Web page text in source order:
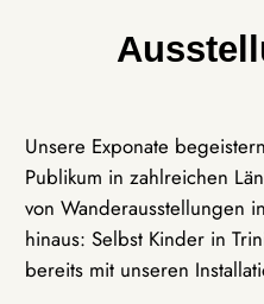
Unsere Exponate
Publikum in zahlreichen
von Wanderausstellungen
hinaus: Selbst Kinder in
bereits mit unseren